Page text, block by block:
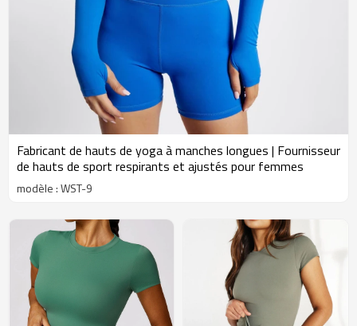
Fabricant de hauts de yoga à manches longues | Fournisseur
de hauts de sport respirants et ajustés pour femmes
modèle : WST-9